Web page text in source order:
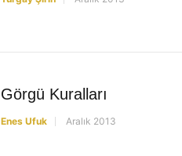
Görgü Kuralları
Enes Ufuk Aralık 2013